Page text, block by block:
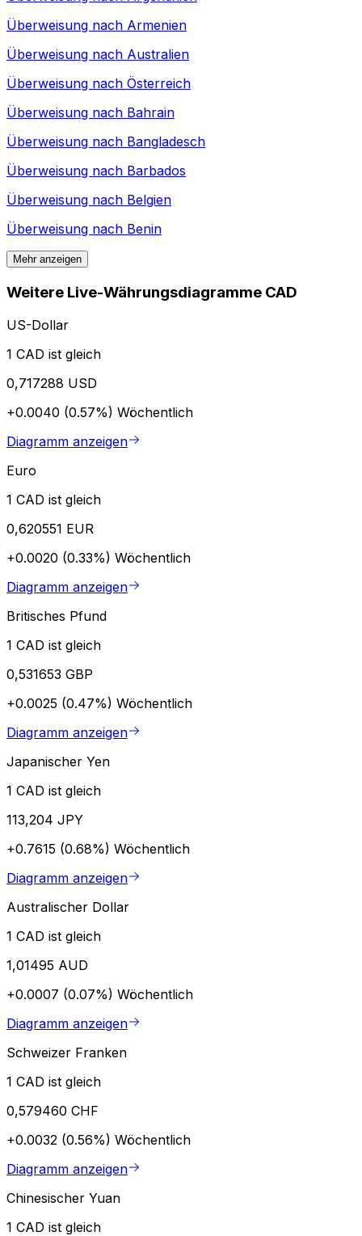
Überweisung nach Armenien
Überweisung nach Australien
Überweisung nach Österreich
Überweisung nach Bahrain
Überweisung nach Bangladesch
Überweisung nach Barbados
Überweisung nach Belgien
Überweisung nach Benin
Mehr anzeigen
Weitere Live-Währungsdiagramme CAD
US-Dollar
1 CAD ist gleich
0,717288 USD
+0.0040 (0.57%) Wöchentlich
Diagramm anzeigen
Euro
1 CAD ist gleich
0,620551 EUR
+0.0020 (0.33%) Wöchentlich
Diagramm anzeigen
Britisches Pfund
1 CAD ist gleich
0,531653 GBP
+0.0025 (0.47%) Wöchentlich
Diagramm anzeigen
Japanischer Yen
1 CAD ist gleich
113,204 JPY
+0.7615 (0.68%) Wöchentlich
Diagramm anzeigen
Australischer Dollar
1 CAD ist gleich
1,01495 AUD
+0.0007 (0.07%) Wöchentlich
Diagramm anzeigen
Schweizer Franken
1 CAD ist gleich
0,579460 CHF
+0.0032 (0.56%) Wöchentlich
Diagramm anzeigen
Chinesischer Yuan
1 CAD ist gleich